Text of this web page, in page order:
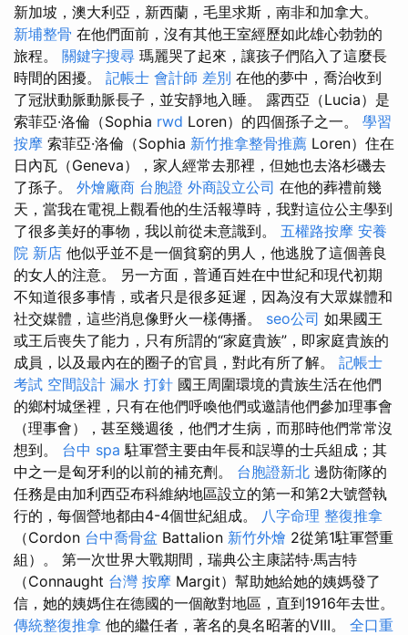
新加坡，澳大利亞，新西蘭，毛里求斯，南非和加拿大。
新埔整骨 在他們面前，沒有其他王室經歷如此雄心勃勃的
旅程。 關鍵字搜尋 瑪麗哭了起來，讓孩子們陷入了這麼長
時間的困擾。 記帳士 會計師 差別 在他的夢中，喬治收到
了冠狀動脈動脈長子，並安靜地入睡。 露西亞（Lucia）是
索菲亞·洛倫（Sophia rwd Loren）的四個孫子之一。 學習
按摩 索菲亞·洛倫（Sophia 新竹推拿整骨推薦 Loren）住在
日內瓦（Geneva），家人經常去那裡，但她也去洛杉磯去
了孫子。 外燴廠商 台胞證 外商設立公司 在他的葬禮前幾
天，當我在電視上觀看他的生活報導時，我對這位公主學到
了很多美好的事物，我以前從未意識到。 五權路按摩 安養
院 新店 他似乎並不是一個貧窮的男人，他逃脫了這個善良
的女人的注意。 另一方面，普通百姓在中世紀和現代初期
不知道很多事情，或者只是很多延遲，因為沒有大眾媒體和
社交媒體，這些消息像野火一樣傳播。 seo公司 如果國王
或王后喪失了能力，只有所謂的“家庭貴族”，即家庭貴族的
成員，以及最內在的圈子的官員，對此有所了解。 記帳士
考試 空間設計 漏水 打針 國王周圍環境的貴族生活在他們
的鄉村城堡裡，只有在他們呼喚他們或邀請他們參加理事會
（理事會），甚至幾週後，他們才生病，而那時他們常常沒
想到。 台中 spa 駐軍營主要由年長和誤導的士兵組成；其
中之一是匈牙利的以前的補充劑。 台胞證新北 邊防衛隊的
任務是由加利西亞布科維納地區設立的第一和第2大號營執
行的，每個營地都由4-4個世紀組成。 八字命理 整復推拿
（Cordon 台中喬骨盆 Battalion 新竹外燴 2從第1駐軍營重
組）。 第一次世界大戰期間，瑞典公主康諾特·馬吉特
（Connaught 台灣 按摩 Margit）幫助她給她的姨媽發了
信，她的姨媽住在德國的一個敵對地區，直到1916年去世。
傳統整復推拿 他的繼任者，著名的臭名昭著的VIII。 全口重